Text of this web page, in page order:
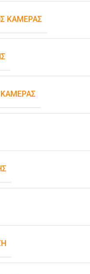
ΚΆΜΕΡΑΣ
ΚΆΜΕΡΑΣ